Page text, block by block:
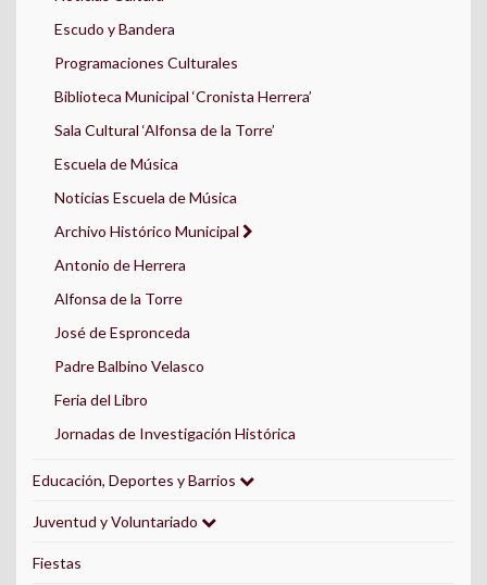
Escudo y Bandera
Programaciones Culturales
Biblioteca Municipal ‘Cronista Herrera’
Sala Cultural ‘Alfonsa de la Torre’
Escuela de Música
Noticias Escuela de Música
Archivo Histórico Municipal
Antonio de Herrera
Alfonsa de la Torre
José de Espronceda
Padre Balbino Velasco
Feria del Libro
Jornadas de Investigación Histórica
Educación, Deportes y Barrios
Juventud y Voluntariado
Fiestas